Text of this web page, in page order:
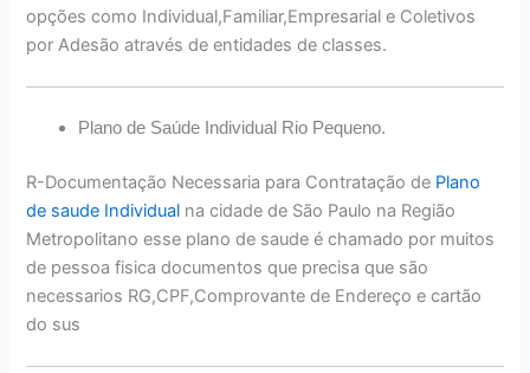
opções como Individual,Familiar,Empresarial e Coletivos
por Adesão através de entidades de classes.
Plano de Saúde Individual Rio Pequeno.
R-Documentação Necessaria para Contratação de Plano
de saude Individual na cidade de São Paulo na Região
Metropolitano esse plano de saude é chamado por muitos
de pessoa fisica documentos que precisa que são
necessarios RG,CPF,Comprovante de Endereço e cartão
do sus